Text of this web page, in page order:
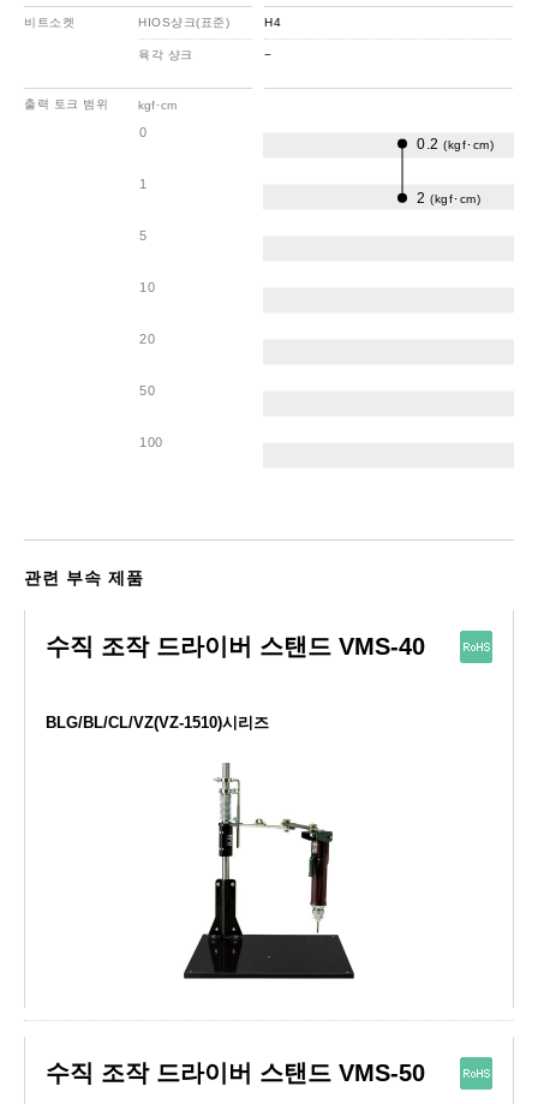
비트소켓 HIOS샹크(표준)
육각 샹크
출력 토크 범위
0
1
5
10
20
50
100
kgf･cm
H4
−
0.2 (kgf･cm)
2 (kgf･cm)
관련 부속 제품
수직 조작 드라이버 스탠드 VMS-40
BLG/BL/CL/VZ(VZ-1510)시리즈
수직 조작 드라이버 스탠드 VMS-50